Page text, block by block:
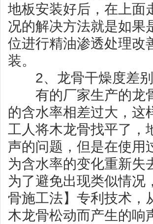
地板安装好后，在上面
况的解决方法就是如果
位进行精油渗透处理改
装。
2、龙骨干燥度差
有的厂家生产的龙
的含水率相差过大，这
工人将木龙骨找平了，
声的问题，但是在使用
为含水率的变化重新失
为了避免出现类似情况
骨施工法】专利技术，
木龙骨松动而产生的响